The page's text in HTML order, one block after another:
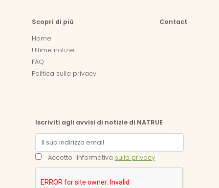
Scopri di più
Home
Ultime notizie
FAQ
Politica sulla privacy
Contact
Iscriviti agli avvisi di notizie di NATRUE
Accetto l'informativa sulla privacy